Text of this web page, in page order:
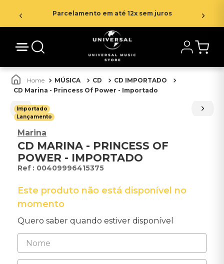
Parcelamento em até 12x sem juros
MÚSICA CD
CD IMPORTADO
CD Marina - Princess Of Power - Importado
Importado
Lançamento
Marina
CD MARINA - PRINCESS OF
POWER - IMPORTADO
: 00409996415375
Este produto não está disponível no
momento
Quero saber quando estiver disponível